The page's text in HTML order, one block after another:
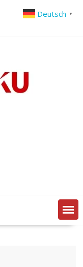
Deutsch ▼